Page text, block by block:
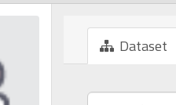
Dataset